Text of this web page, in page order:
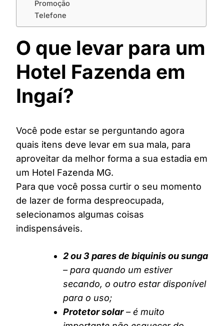
Promoção
Telefone
O que levar para um
Hotel Fazenda em
Ingaí?
Você pode estar se perguntando agora
quais itens deve levar em sua mala, para
aproveitar da melhor forma a sua estadia em
um Hotel Fazenda MG.
Para que você possa curtir o seu momento
de lazer de forma despreocupada,
selecionamos algumas coisas
indispensáveis.
2 ou 3 pares de biquinis ou sunga
– para quando um estiver
secando, o outro estar disponível
para o uso;
Protetor solar– é muito